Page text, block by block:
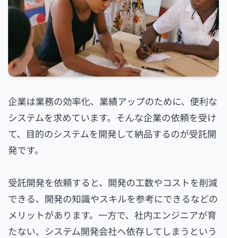
企業は業務の効率化、業績アップのために、便利な
システムを求めています。そんな企業の依頼を受け
て、目的のシステムを開発して納品するのが受託開
発です。
受託開発を依頼すると、開発の工数やコストを削減
できる、開発の知識やスキルを参考にできるなどの
メリットがあります。一方で、社内エンジニアが育
たない、システム開発会社へ依存してしまうという